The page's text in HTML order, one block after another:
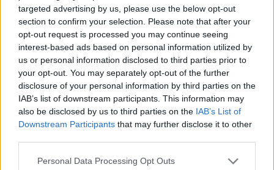
targeted advertising by us, please use the below opt-out
section to confirm your selection. Please note that after your
opt-out request is processed you may continue seeing
interest-based ads based on personal information utilized by
us or personal information disclosed to third parties prior to
your opt-out. You may separately opt-out of the further
disclosure of your personal information by third parties on the
IAB’s list of downstream participants. This information may
also be disclosed by us to third parties on the IAB’s List of
Downstream Participants that may further disclose it to other
Personal Data Processing Opt Outs
Biografía Ranking Fotos Foro